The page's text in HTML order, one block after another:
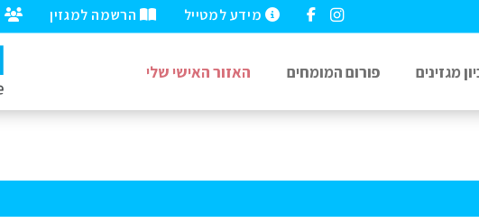
הרשמה למגזין מידע למטייל
מגזינים פורום המומחים האזור האישי שלי